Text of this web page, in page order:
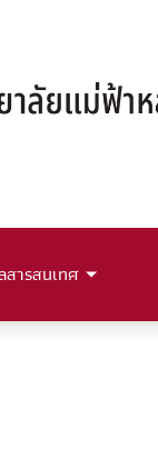
สารสนเทศ